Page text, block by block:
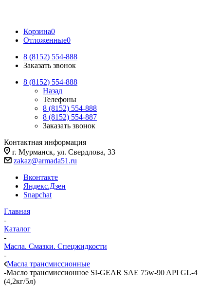
Корзина0
Отложенные0
8 (8152) 554-888
Заказать звонок
8 (8152) 554-888
Назад
Телефоны
8 (8152) 554-888
8 (8152) 554-887
Заказать звонок
Контактная информация
г. Мурманск, ул. Свердлова, 33
zakaz@armada51.ru
Вконтакте
Яндекс.Дзен
Snapchat
Главная
-
Каталог
-
Масла. Смазки. Спецжидкости
-
Масла трансмиссионные
-Масло трансмиссионное SI-GEAR SAE 75w-90 API GL-4
(4,2кг/5л)